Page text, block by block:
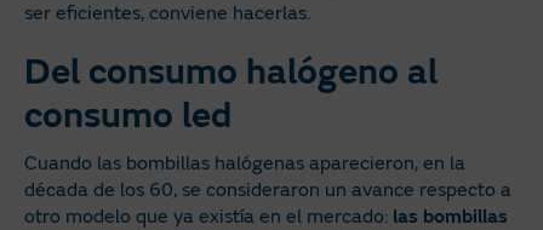
ser eficientes, conviene hacerlas.
Del consumo halógeno al
consumo led
Cuando las bombillas halógenas aparecieron, en la
década de los 60, se consideraron un avance respecto a
otro modelo que ya existía en el mercado: las bombillas